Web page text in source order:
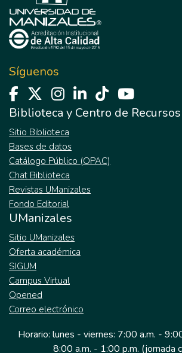
Síguenos
Biblioteca y Centro de Recursos
Sitio Biblioteca
Bases de datos
Catálogo Público (OPAC)
Chat Biblioteca
Revistas UManizales
Fondo Editorial
UManizales
Sitio UManizales
Oferta académica
SIGUM
Campus Virtual
Opened
Correo electrónico
Horario: lunes - viernes: 7:00 a.m. -
8:00 a.m. - 1:00 p.m. (jornada